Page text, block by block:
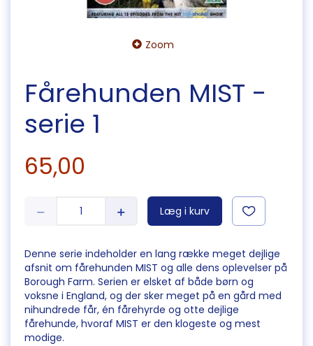
Zoom
Fårehunden MIST -
serie 1
65,00
Læg i kurv
Denne serie indeholder en lang række meget dejlige
afsnit om fårehunden MIST og alle dens oplevelser på
Borough Farm. Serien er elsket af både børn og
voksne i England, og der sker meget på en gård med
nihundrede får, én fårehyrde og otte dejlige
fårehunde, hvoraf MIST er den klogeste og mest
modige.